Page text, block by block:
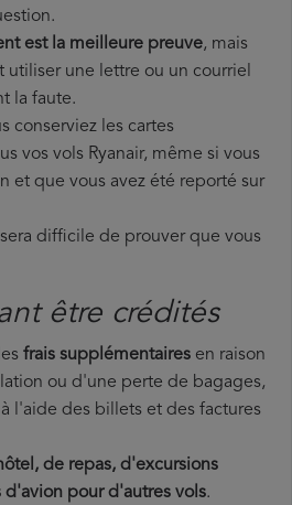
est la meilleure preuve, mais
utiliser une lettre ou un courriel
la faute.
conserviez les cartes
vos vols Ryanair, même si vous
et que vous avez été reporté sur
difficile de prouver que vous
être crédités
frais supplémentaires en raison
ou d'une perte de bagages,
l'aide des billets et des factures
de repas, d'excursions
pour d'autres vols.